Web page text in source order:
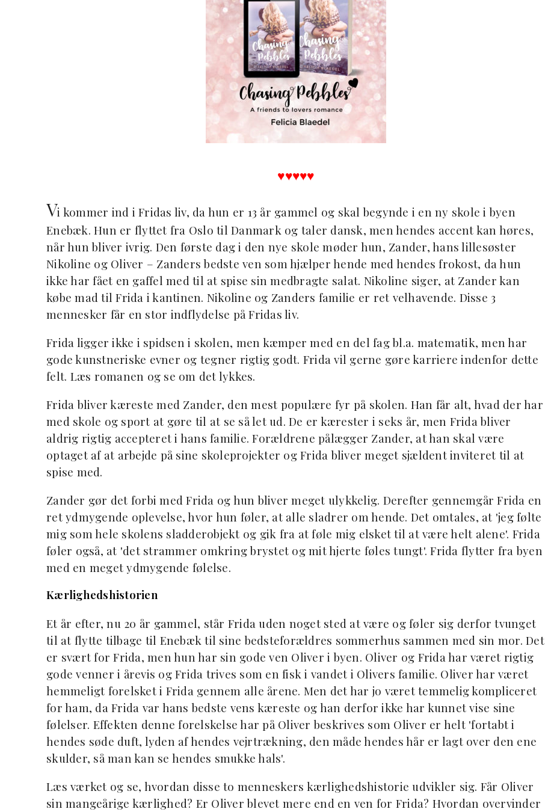
♥︎♥︎♥︎♥︎♥︎
Vi kommer ind i Fridas liv, da hun er 13 år gammel og skal begynde i en ny skole i byen
Enebæk. Hun er flyttet fra Oslo til Danmark og taler dansk, men hendes accent kan høres,
når hun bliver ivrig. Den første dag i den nye skole møder hun, Zander, hans lillesøster
Nikoline og Oliver – Zanders bedste ven som hjælper hende med hendes frokost, da hun
ikke har fået en gaffel med til at spise sin medbragte salat. Nikoline siger, at Zander kan
købe mad til Frida i kantinen. Nikoline og Zanders familie er ret velhavende. Disse 3
mennesker får en stor indflydelse på Fridas liv.
Frida ligger ikke i spidsen i skolen, men kæmper med en del fag bl.a. matematik, men har
gode kunstneriske evner og tegner rigtig godt. Frida vil gerne gøre karriere indenfor dette
felt. Læs romanen og se om det lykkes.
Frida bliver kæreste med Zander, den mest populære fyr på skolen. Han får alt, hvad der har
med skole og sport at gøre til at se så let ud. De er kærester i seks år, men Frida bliver
aldrig rigtig accepteret i hans familie. Forældrene pålægger Zander, at han skal være
optaget af at arbejde på sine skoleprojekter og Frida bliver meget sjældent inviteret til at
spise med.
Zander gør det forbi med Frida og hun bliver meget ulykkelig. Derefter gennemgår Frida en
ret ydmygende oplevelse, hvor hun føler, at alle sladrer om hende. Det omtales, at 'jeg følte
mig som hele skolens sladderobjekt og gik fra at føle mig elsket til at være helt alene'. Frida
føler også, at 'det strammer omkring brystet og mit hjerte føles tungt'. Frida flytter fra byen
med en meget ydmygende følelse.
Kærlighedshistorien
Et år efter, nu 20 år gammel, står Frida uden noget sted at være og føler sig derfor tvunget
til at flytte tilbage til Enebæk til sine bedsteforældres sommerhus sammen med sin mor. Det
er svært for Frida, men hun har sin gode ven Oliver i byen. Oliver og Frida har været rigtig
gode venner i årevis og Frida trives som en fisk i vandet i Olivers familie. Oliver har været
hemmeligt forelsket i Frida gennem alle årene. Men det har jo været temmelig kompliceret
for ham, da Frida var hans bedste vens kæreste og han derfor ikke har kunnet vise sine
følelser. Effekten denne forelskelse har på Oliver beskrives som Oliver er helt 'fortabt i
hendes søde duft, lyden af hendes vejrtrækning, den måde hendes hår er lagt over den ene
skulder, så man kan se hendes smukke hals'.
Læs værket og se, hvordan disse to menneskers kærlighedshistorie udvikler sig. Får Oliver
sin mangeårige kærlighed? Er Oliver blevet mere end en ven for Frida? Hvordan overvinder